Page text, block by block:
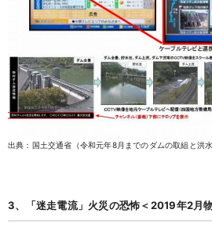
出典：国土交通省（令和元年8月までのダムの取組と洪
3、「迷走電流」火災の恐怖＜2019年2月